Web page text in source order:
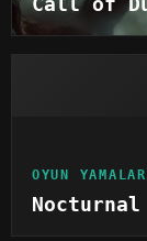
Call of
OYUN
Nocturnal